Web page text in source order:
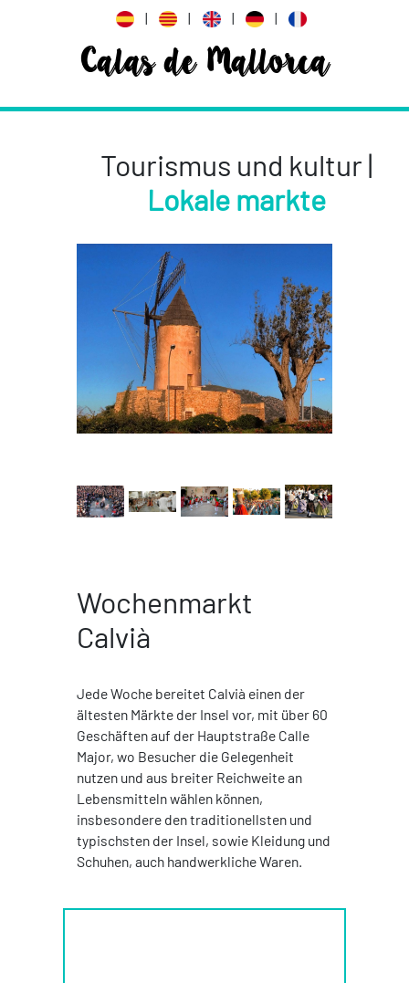
| | | |
Calas de Mallorca
Tourismus und kultur |
Lokale markte
Wochenmarkt
Calvià
Jede Woche bereitet Calvià einen der
ältesten Märkte der Insel vor, mit über 60
Geschäften auf der Hauptstraße Calle
Major, wo Besucher die Gelegenheit
nutzen und aus breiter Reichweite an
Lebensmitteln wählen können,
insbesondere den traditionellsten und
typischsten der Insel, sowie Kleidung und
Schuhen, auch handwerkliche Waren.